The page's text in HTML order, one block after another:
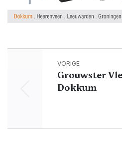
VORIGE
Grouwster
Dokkum